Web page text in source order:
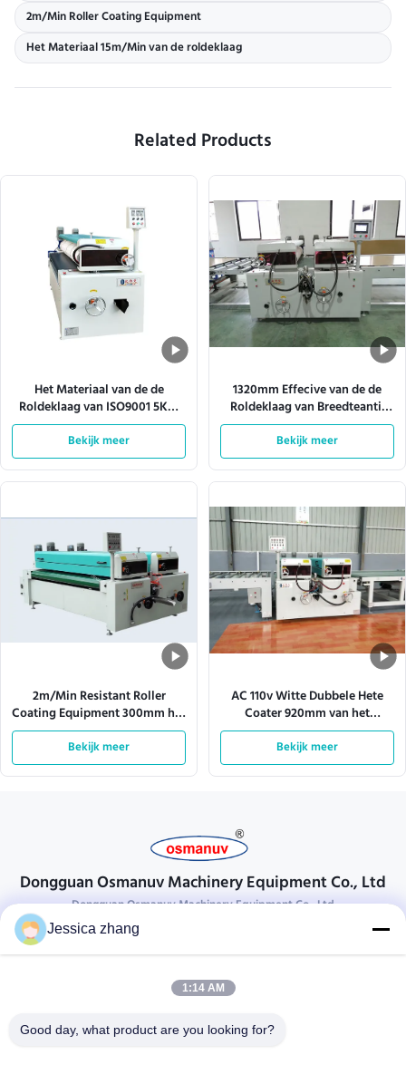
2m/Min Roller Coating Equipment
Het Materiaal 15m/Min van de roldeklaag
Related Products
Het Materiaal van de de
Roldeklaag van ISO9001 5KW
met 1.5mm Staalplaat
Bekijk meer
1320mm Effecive van de de
Roldeklaag van Breedteantil
het Schurende Materiaal 10KW
Bekijk meer
2m/Min Resistant Roller
Coating Equipment 300mm het
Machinaal bewerken Lengte
Bekijk meer
AC 110v Witte Dubbele Hete
Coater 920mm van het
Smeltingsbroodje Effecive-
Breedte
Bekijk meer
Dongguan Osmanuv Machinery Equipment Co., Ltd
Dongguan Osmanuv Machinery Equipment Co., Ltd
Neem contact op.
28 tweede industrieel, wei van Liu chong, Wanjiang, DongGuan,
86-769 -88125248
Jessica zhang
1:14 AM
Good day, what product are you looking for?